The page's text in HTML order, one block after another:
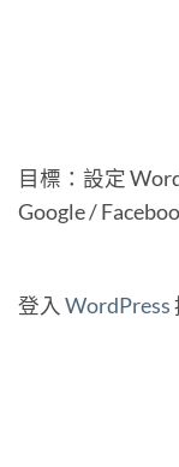
目標：設定
Google /
登入 WordPress